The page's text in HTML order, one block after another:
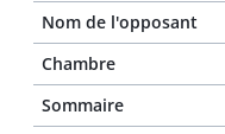
Nom de l'opposant
Chambre
Sommaire